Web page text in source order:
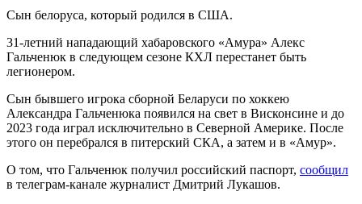
Сын белоруса, который родился в США.
31-летний нападающий хабаровского «Амура» Алекс
Гальченюк в следующем сезоне КХЛ перестанет быть
легионером.
Сын бывшего игрока сборной Беларуси по хоккею
Александра Гальченюка появился на свет в Висконсине и до
2023 года играл исключительно в Северной Америке. После
этого он перебрался в питерский СКА, а затем и в «Амур».
О том, что Гальченюк получил российский паспорт, сообщил
в телеграм-канале журналист Дмитрий Лукашов.